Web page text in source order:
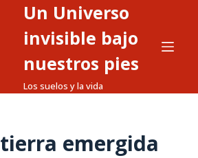
Un Universo
invisible bajo
nuestros pies
Los suelos y la vida
tierra emergida